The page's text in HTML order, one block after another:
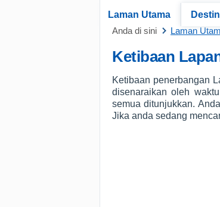
Laman Utama
Anda di sini
Laman
Ketibaan
Ketibaan penerbangan
disenaraikan oleh
semua ditunjukkan.
Jika anda sedang